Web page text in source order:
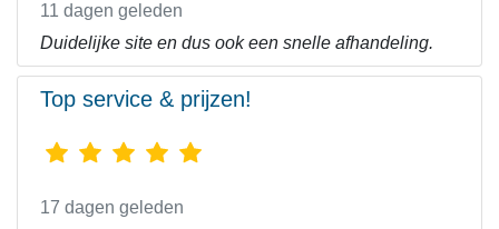
11 dagen geleden
Duidelijke site en dus ook een snelle afhandeling.
Top service & prijzen!
17 dagen geleden